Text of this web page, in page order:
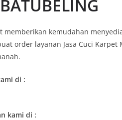
memberikan kemudahan
order layanan Jasa Cuci Karpet
di :
kami di :